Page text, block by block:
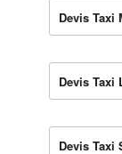
Devis Taxi
Devis Taxi
Devis Taxi